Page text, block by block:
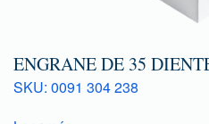
ENGRANE DE 35
SKU: 0091 304 238